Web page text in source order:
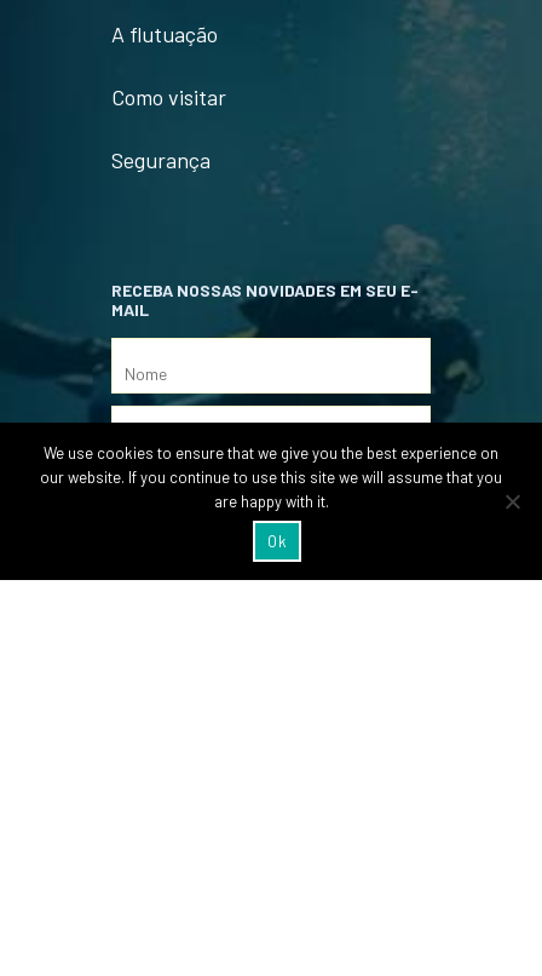
A flutuação
Como visitar
Segurança
RECEBA NOSSAS NOVIDADES EM SEU E-
MAIL
We use cookies to ensure that we give you the best experience on
our website. If you continue to use this site we will assume that you
are happy with it.
Ok